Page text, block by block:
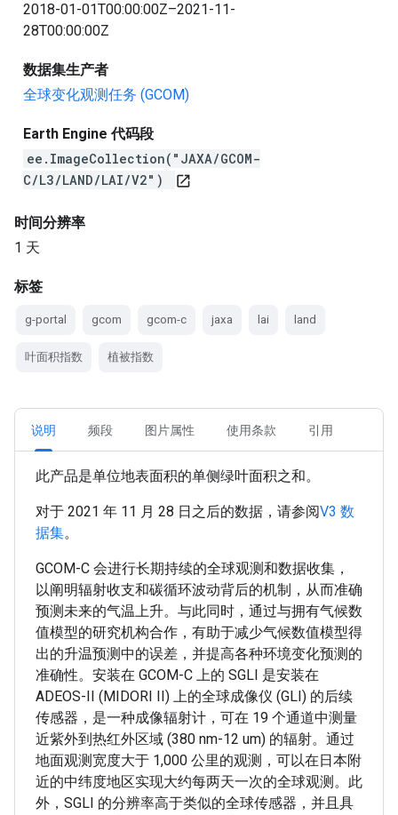
2018-01-01T00:00:00Z–2021-11-
28T00:00:00Z
数据集生产者
全球变化观测任务 (GCOM)
Earth Engine 代码段
ee.ImageCollection("JAXA/GCOM-
C/L3/LAND/LAI/V2")
open_in_new
时间分辨率
1 天
标签
g-portal gcom gcom-c jaxa lai land
叶面积指数 植被指数
说明 频段 图片属性 使用条款 引用
此产品是单位地表面积的单侧绿叶面积之和。
对于 2021 年 11 月 28 日之后的数据，请参阅V3 数
据集。
GCOM-C 会进行长期持续的全球观测和数据收集，
以阐明辐射收支和碳循环波动背后的机制，从而准确
预测未来的气温上升。与此同时，通过与拥有气候数
值模型的研究机构合作，有助于减少气候数值模型得
出的升温预测中的误差，并提高各种环境变化预测的
准确性。安装在 GCOM-C 上的 SGLI 是安装在
ADEOS-II (MIDORI II) 上的全球成像仪 (GLI) 的后续
传感器，是一种成像辐射计，可在 19 个通道中测量
近紫外到热红外区域 (380 nm-12 um) 的辐射。通过
地面观测宽度大于 1,000 公里的观测，可以在日本附
近的中纬度地区实现大约每两天一次的全球观测。此
外，SGLI 的分辨率高于类似的全球传感器，并且具